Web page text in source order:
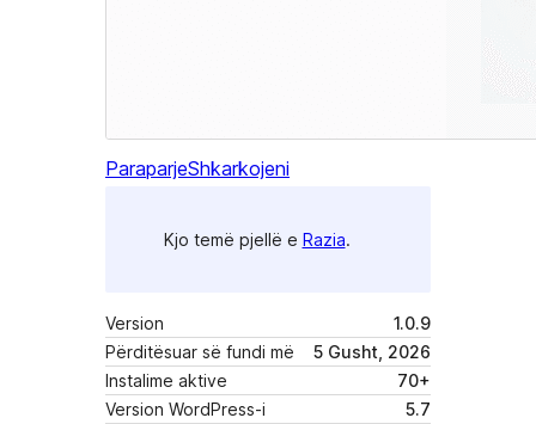
ParaparjeShkarkojeni
Kjo temë pjellë e Razia.
Version
1.0.9
Përditësuar së fundi më
5 Gusht, 2026
Instalime aktive
70+
Version WordPress-i
5.7